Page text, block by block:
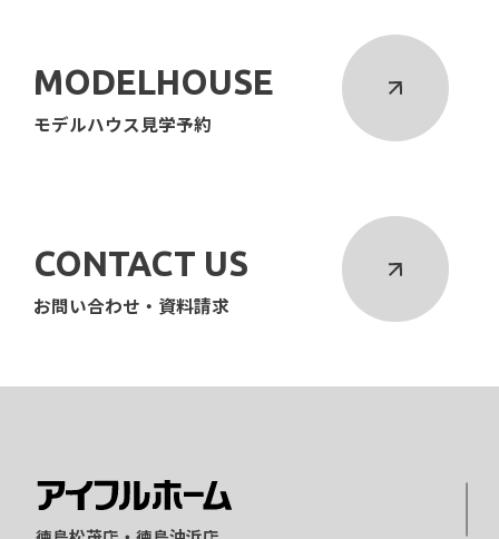
MODELHOUSE
モデルハウス見学予約
CONTACT US
お問い合わせ・資料請求